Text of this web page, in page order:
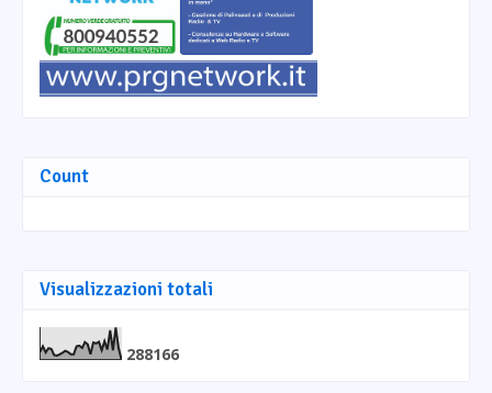
Count
Visualizzazioni totali
288166